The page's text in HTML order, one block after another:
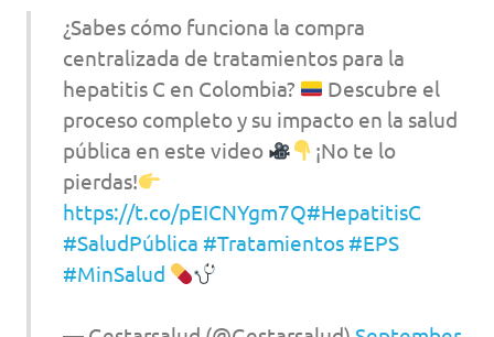
¿Sabes cómo funciona la compra
centralizada de tratamientos para la
hepatitis C en Colombia?
Descubre el
proceso completo y su impacto en la salud
pública en este video
¡No te lo
pierdas!
https://t.co/pEICNYgm7Q#HepatitisC
#SaludPública #Tratamientos #EPS
#MinSalud